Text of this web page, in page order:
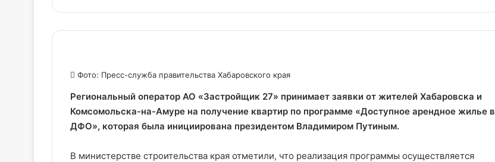
Фото: Пресс-служба правительства Хабаровского края
Региональный оператор АО «Застройщик 27» принимает заявки от жителей Хабаровска и
Комсомольска-на-Амуре на получение квартир по программе «Доступное арендное жилье в
ДФО», которая была инициирована президентом Владимиром Путиным.
В министерстве строительства края отметили, что реализация программы осуществляется